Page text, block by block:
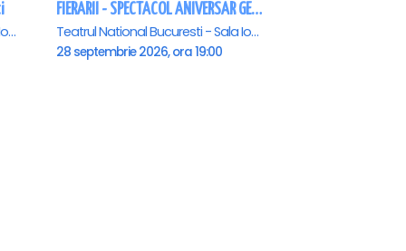
Teatrul National Bucuresti - Sala Ion Caramitru, Bucuresti
FIERARII - SPECTACOL ANIVERSAR GEORGE MIHĂIȚĂ
Teatrul National Bucuresti - Sala Ion Caramitru, Bucuresti
28 septembrie 2026, ora 19:00